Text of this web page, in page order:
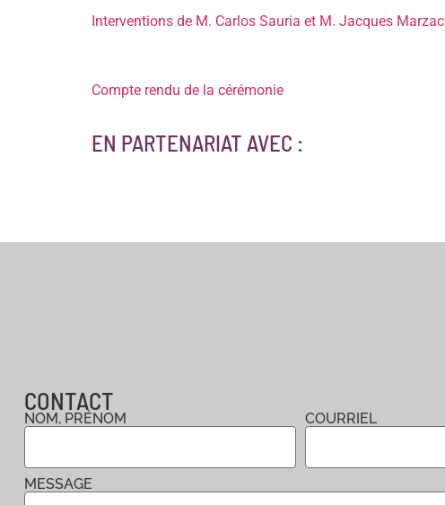
Interventions de M. Carlos Sauria et M. Jacques Marzac
Compte rendu de la cérémonie
EN PARTENARIAT AVEC :
CONTACT
NOM, PRÉNOM COURRIEL
MESSAGE